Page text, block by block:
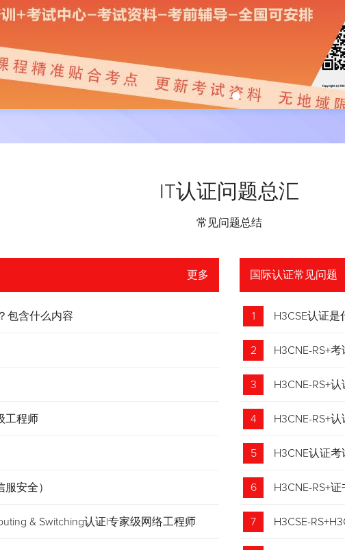
IT认证问题总汇
常见问题总结
更多
包含什么内容
工程师
安全）
& Switching认证|专家级网络工程师
国际认证常见问题
1 H3CSE认证
2 H3CNE-RS+
3 H3CNE-RS+
4 H3CNE-RS+
5 H3CNE认证
6 H3CNE-RS+
7 H3CSE-